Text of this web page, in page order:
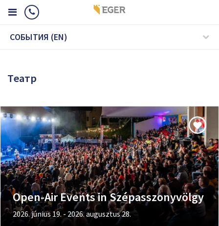
CОБЫТИЯ (EN)
Tеатр
Open-Air Events in Szépasszonyvölgy
2026. június 19. - 2026. augusztus 28.